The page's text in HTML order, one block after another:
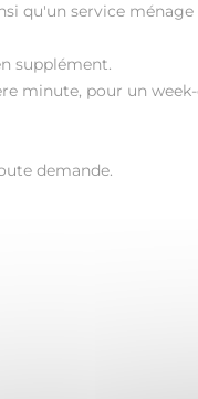
qu'un service ménage
supplément.
minute, pour un
demande.